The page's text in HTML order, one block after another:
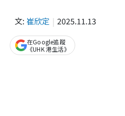
文: 崔欣定 2025.11.13
在Google追蹤
《UHK 港生活》